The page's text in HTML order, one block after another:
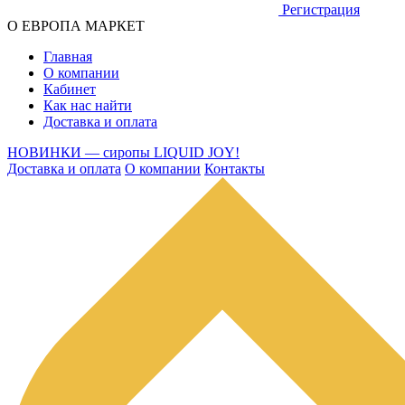
Регистрация
О ЕВРОПА МАРКЕТ
Главная
О компании
Кабинет
Как нас найти
Доставка и оплата
НОВИНКИ — сиропы LIQUID JOY!
Доставка и оплата О компании Контакты